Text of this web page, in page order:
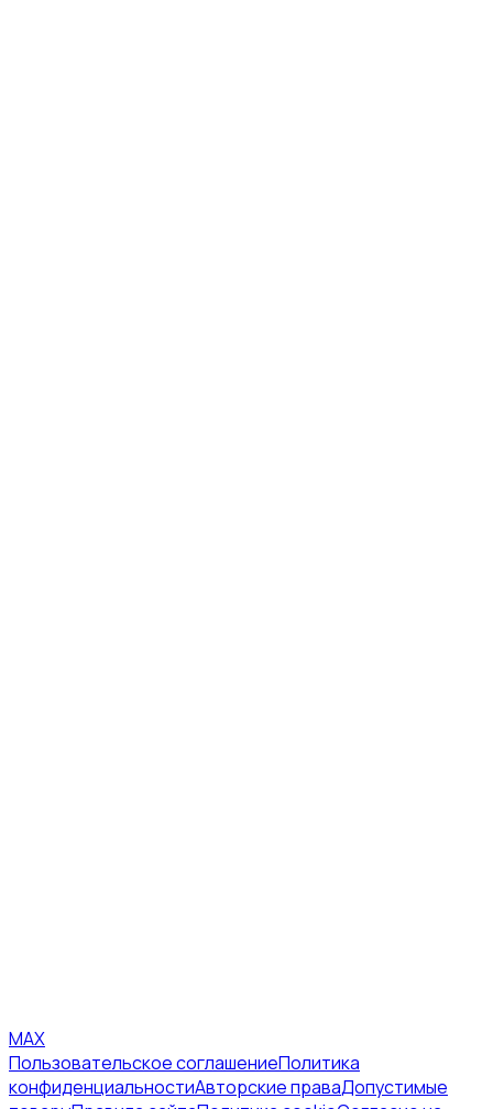
MAX
Пользовательское соглашениеПолитика
конфиденциальностиАвторские праваДопустимые